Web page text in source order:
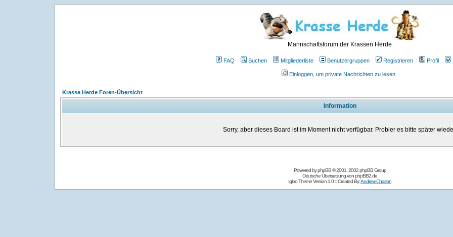
Mannschaftsforum der Krassen Herde
FAQ Suchen Mitgliederliste Benutzergruppen Registrieren Profil
Einloggen, um private Nachrichten zu lesen
Krasse Herde Foren-Übersicht
Information
Sorry, aber dieses Board ist im Moment nicht verfügbar. Probier es bitte später
Powered byphpBB© 2001, 2002 phpBB Group
Deutsche Übersetzung vonphpBB2.de
Igloo Theme Version 1.0 :: Created By:Andrew Charron